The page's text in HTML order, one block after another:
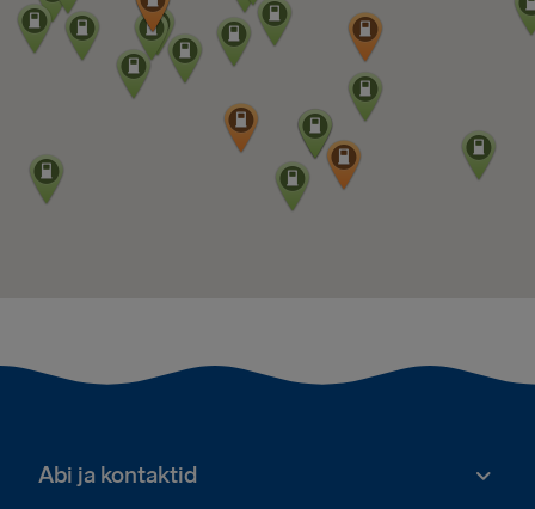
Abi ja kontaktid